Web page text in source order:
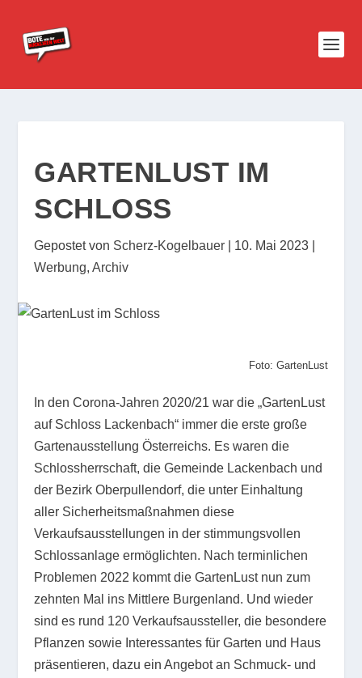
GARTENLUST IM
SCHLOSS
Gepostet von Scherz-Kogelbauer 10. Mai 2023
Werbung,Archiv
Foto: GartenLust
In den Corona-Jahren 2020/21 war die „GartenLust
auf Schloss Lackenbach“ immer die erste große
Gartenausstellung Österreichs. Es waren die
Schlossherrschaft, die Gemeinde Lackenbach und
der Bezirk Oberpullendorf, die unter Einhaltung
aller Sicherheitsmaßnahmen diese
Verkaufsausstellungen in der stimmungsvollen
Schlossanlage ermöglichten. Nach terminlichen
Problemen 2022 kommt die GartenLust nun zum
zehnten Mal ins Mittlere Burgenland. Und wieder
sind es rund 120 Verkaufsaussteller, die besondere
Pflanzen sowie Interessantes für Garten und Haus
präsentieren, dazu ein Angebot an Schmuck- und